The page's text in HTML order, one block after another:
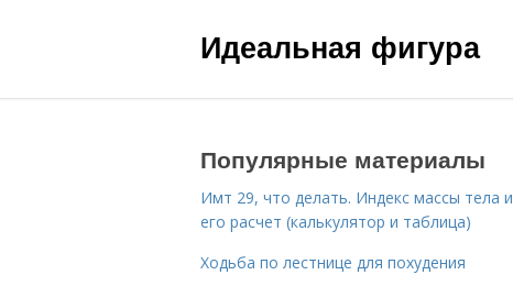
Идеальная фигура
Популярные материалы
Имт 29, что делать. Индекс массы тела и
его расчет (калькулятор и таблица)
Ходьба по лестнице для похудения